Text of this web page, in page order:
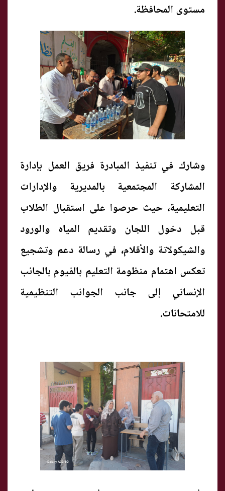
مستوى المحافظة.
وشارك في تنفيذ المبادرة فريق العمل بإدارة
المشاركة المجتمعية بالمديرية والإدارات
التعليمية، حيث حرصوا على استقبال الطلاب
قبل دخول اللجان وتقديم المياه والورود
والشيكولاتة والأقلام، في رسالة دعم وتشجيع
تعكس اهتمام منظومة التعليم بالفيوم بالجانب
الإنساني إلى جانب الجوانب التنظيمية
للامتحانات.